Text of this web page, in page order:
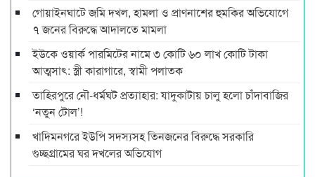
গোয়াইনঘাটে জমি দখল, হামলা ও প্রাণনাশের হুমকির অভিযোগে
৭ জনের বিরুদ্ধে আদালতে মামলা
ইউকে ওয়ার্ক পারমিটের নামে ৩ কোটি ৬০ লাখ কোটি টাকা
আত্মসাৎ: স্ত্রী কারাগারে, স্বামী পলাতক
তাহিরপুরে নৌ-ধর্মঘট প্রত্যাহার: যাদুকাটায় চালু হলো চাঁদাবাজির
‘নতুন টোল’!
খাদিমনগরে ইউপি সদস্যসহ তিনজনের বিরুদ্ধে সরকারি
গুচ্ছগ্রামের ঘর দখলের অভিযোগ